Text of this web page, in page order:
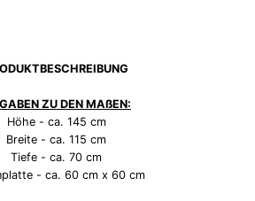
ZU DEN MAßEN:
Höhe - ca. 145 cm
Breite - ca. 115 cm
Tiefe - ca. 70 cm
- ca. 60 cm x 60 cm